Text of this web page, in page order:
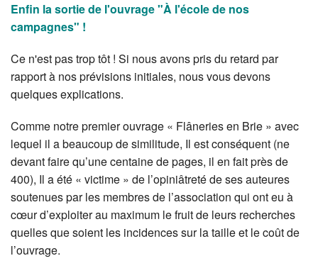
Enfin la sortie de l'ouvrage "À l'école de nos
campagnes" !
Ce n'est pas trop tôt ! Si nous avons pris du retard par
rapport à nos prévisions initiales, nous vous devons
quelques explications.
Comme notre premier ouvrage « Flâneries en Brie » avec
lequel il a beaucoup de similitude, Il est conséquent (ne
devant faire qu’une centaine de pages, il en fait près de
400), Il a été « victime » de l’opiniâtreté de ses auteures
soutenues par les membres de l’association qui ont eu à
cœur d’exploiter au maximum le fruit de leurs recherches
quelles que soient les incidences sur la taille et le coût de
l’ouvrage.